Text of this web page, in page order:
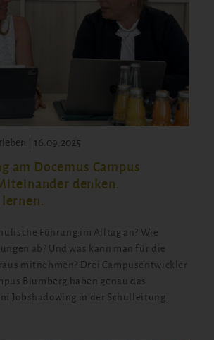
| 16.09.2025
am Docemus Campus
denken.
Führung im Alltag an? Wie
ab? Und was kann man für die
mitnehmen? Drei Campusentwickler
Blumberg haben genau das
Jobshadowing in der Schulleitung.